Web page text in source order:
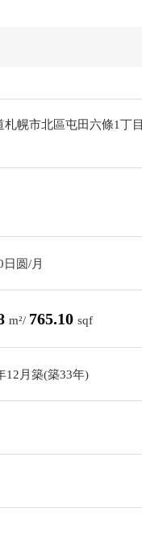
札幌市北區屯田六條1丁目
日圆/月
m²/ 765.10 sqf
12月築(築33年)